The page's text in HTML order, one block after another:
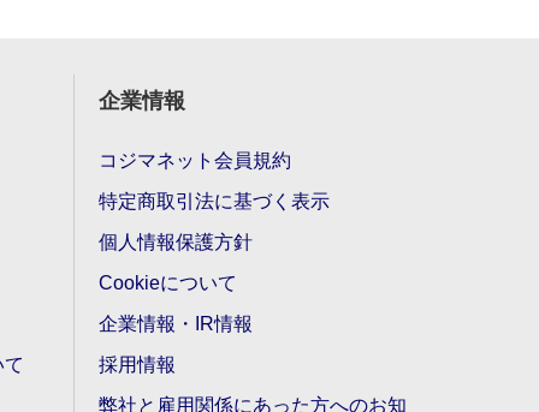
企業情報
コジマネット会員規約
特定商取引法に基づく表示
個人情報保護方針
Cookieについて
企業情報・IR情報
採用情報
弊社と雇用関係にあった方へのお知